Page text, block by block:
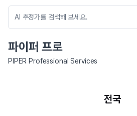
파이퍼 프로
PIPER Professional Services